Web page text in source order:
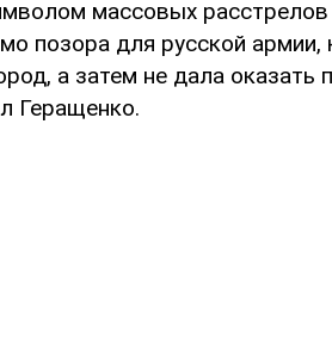
массовых
позора для русской армии,
а затем не дала
Геращенко.